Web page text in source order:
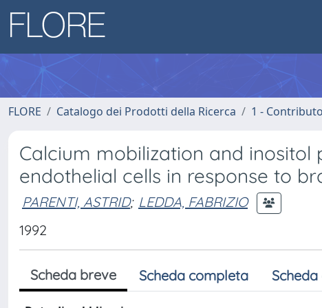
FLORE Catalogo dei Prodotti della Ricerca 1 -
Calcium mobilization and
endothelial cells in response to
PARENTI, ASTRID; LEDDA, FABRIZIO
1992
Scheda breve Scheda completa